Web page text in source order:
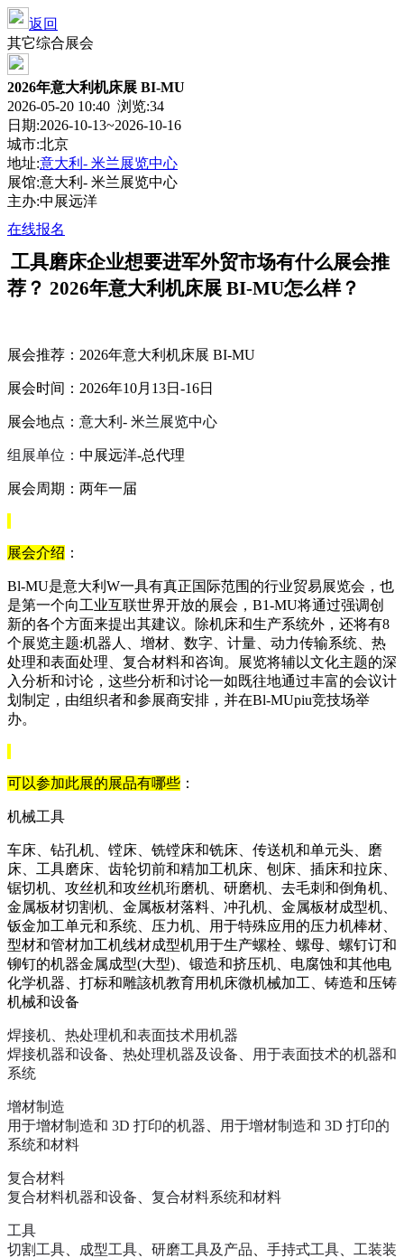
返回
其它综合展会
2026年意大利机床展 BI-MU
2026-05-20 10:40 浏览:34
日期:2026-10-13~2026-10-16
城市:北京
地址:意大利- 米兰展览中心
展馆:意大利- 米兰展览中心
主办:中展远洋
在线报名
工具磨床企业想要进军外贸市场有什么展会推
荐？ 2026年意大利机床展 BI-MU怎么样？
展会推荐： 2026年意大利机床展 BI-MU
展会时间 ： 2026年10月13日-16日
展会地点 ： 意大利 - 米兰展览中心
组展单位 ： 中展远洋-总代理
展会周期 ： 两年一届
展会介绍 ：
Bl-MU是意大利 W一具有真正国际范围的行业贸易展览会，也
是第一个向工业互联世界开放的展会， B1-MU将通过强调创
新的各个方面来提出其建议。除机床和生产系统外，还将有8
个展览主题:机器人、增材、数字、计量、动力传输系统、热
处理和表面处理、复合材料和咨询。展览将辅以文化主题的深
入分析和讨论，这些分析和讨论一如既往地通过丰富的会议计
划制定，由组织者和参展商安排，并在Bl-MUpiu竞技场举
办。
可以参加此展的展品有哪些 ：
机械工具
车床、钻孔机、镗床、铣镗床和铣床、传送机和单元头、磨
床、工具磨床、齿轮切前和精加工机床、刨床、插床和拉床、
锯切机、攻丝机和攻丝机珩磨机、研磨机、去毛刺和倒角机、
金属板材切割机、金属板材落料、冲孔机、金属板材成型机、
钣金加工单元和系统、压力机、用于特殊应用的压力机棒材、
型材和管材加工机线材成型机用于生产螺栓、螺母、螺钉订和
铆钉的机器金属成型(大型)、锻造和挤压机、电腐蚀和其他电
化学机器、打标和雕該机教育用机床微机械加工、铸造和压铸
机械和设备
焊接机、热处理机和表面技术用机器
焊接机器和设备
热处理机器及设备
用于表面技术的机器和
系统
增材制造
用于增材制造和 3D 打印的机器 用于增材制造和 3D 打印的
系统和材料
复合材料
复合材料机器和设备
复合材料系统和材料
工具
切割工具
成型工具 研磨工具及产品 手持式工具
工装装